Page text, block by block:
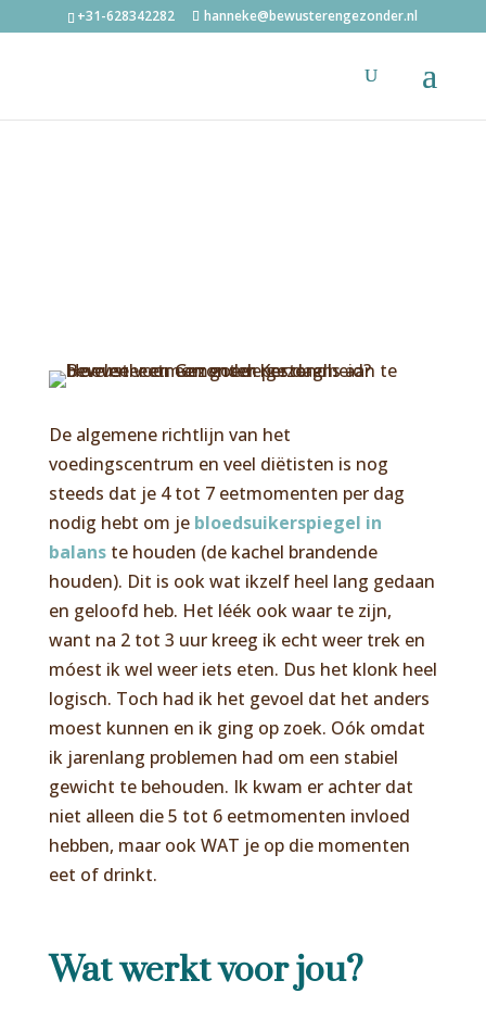
+31-628342282 hanneke@bewusterengezonder.nl
De algemene richtlijn van het
voedingscentrum en veel diëtisten is nog
steeds dat je 4 tot 7 eetmomenten per dag
nodig hebt om jebloedsuikerspiegel in
balanste houden (de kachel brandende
houden). Dit is ook wat ikzelf heel lang gedaan
en geloofd heb. Het léék ook waar te zijn,
want na 2 tot 3 uur kreeg ik echt weer trek en
móest ik wel weer iets eten. Dus het klonk heel
logisch. Toch had ik het gevoel dat het anders
moest kunnen en ik ging op zoek. Oók omdat
ik jarenlang problemen had om een stabiel
gewicht te behouden. Ik kwam er achter dat
niet alleen die 5 tot 6 eetmomenten invloed
hebben, maar ook WAT je op die momenten
eet of drinkt.
Wat werkt voor jou?